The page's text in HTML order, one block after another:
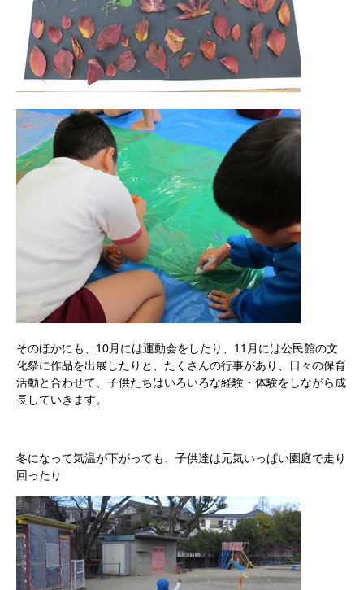
そのほかにも、10月には運動会をしたり、11月には公民館の文
化祭に作品を出展したりと、たくさんの行事があり、日々の保育
活動と合わせて、子供たちはいろいろな経験・体験をしながら成
長していきます。
冬になって気温が下がっても、子供達は元気いっぱい園庭で走り
回ったり